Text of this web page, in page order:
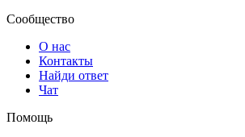
Сообщество
О нас
Контакты
Найди ответ
Чат
Помощь